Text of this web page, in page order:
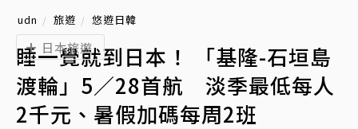
udn 旅遊 悠遊日韓
睡一覺就到日本！ 「基隆-石垣島
渡輪」5／28首航 淡季最低每人
2千元、暑假加碼每周2班
日本旅遊